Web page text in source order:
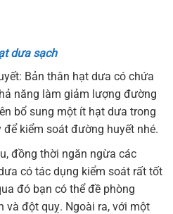
dưa sạch
Bản thân hạt dưa có chứa
năng làm giảm lượng đường
bổ sung một ít hạt dưa trong
kiểm soát đường huyết nhé.
đồng thời ngăn ngừa các
có tác dụng kiểm soát rất tốt
đó bạn có thể đề phòng
và đột quỵ. Ngoài ra, với một